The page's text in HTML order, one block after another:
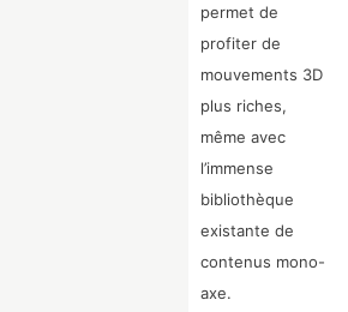
permet de
profiter de
mouvements 3D
plus riches,
même avec
l’immense
bibliothèque
existante de
contenus mono-
axe.